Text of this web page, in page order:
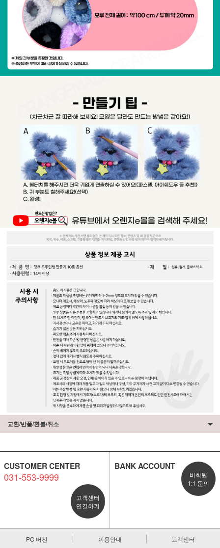
교환/반품/환불/취소
CUSTOMER CENTER
031-553-9999
고객센터
연결하기
BANK ACCOUNT
비회원
1:1 문의
PC 버전 이용안내 고객센터